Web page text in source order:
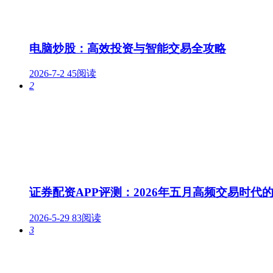
电脑炒股：高效投资与智能交易全攻略
2026-7-2 45阅读
2
证券配资APP评测：2026年五月高频交易时代
2026-5-29 83阅读
3